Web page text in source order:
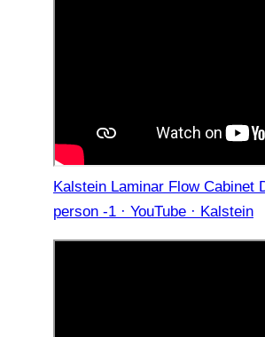
Kalstein Laminar Flow Cabinet
person -1 · YouTube · Kalstein